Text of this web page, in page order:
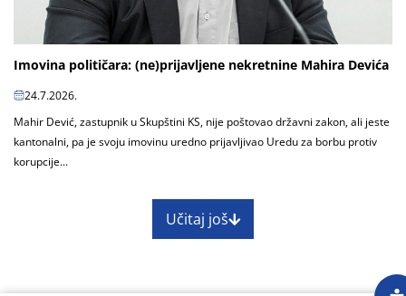
Imovina političara: (ne)prijavljene nekretnine Mahira Devića
24.7.2026.
Mahir Dević, zastupnik u Skupštini KS, nije poštovao državni zakon, ali jeste
kantonalni, pa je svoju imovinu uredno prijavljivao Uredu za borbu protiv
korupcije...
Učitaj još